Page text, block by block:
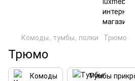
Комоды, тумбы, полки Трюмо
Трюмо
Комоды
Тумбы